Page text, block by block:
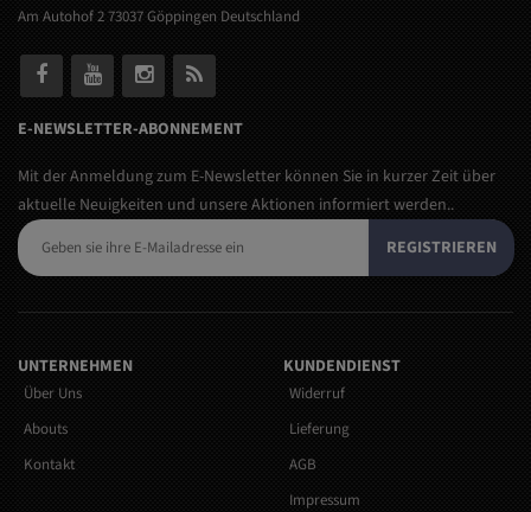
Am Autohof 2 73037 Göppingen Deutschland
E-NEWSLETTER-ABONNEMENT
Mit der Anmeldung zum E-Newsletter können Sie in kurzer Zeit über
aktuelle Neuigkeiten und unsere Aktionen informiert werden..
REGISTRIEREN
UNTERNEHMEN
Über Uns
Abouts
Kontakt
KUNDENDIENST
Widerruf
Lieferung
AGB
Impressum